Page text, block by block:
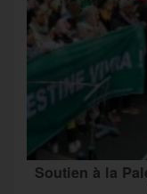
Soutien à la